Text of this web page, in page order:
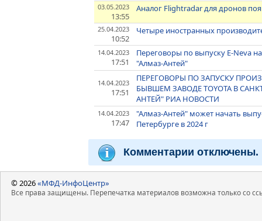
03.05.2023
13:55
Аналог Flightradar для дронов
25.04.2023
10:52
Четыре иностранных
14.04.2023
17:51
Переговоры по выпуску E-Neva
"Алмаз-Антей"
14.04.2023
17:51
ПЕРЕГОВОРЫ ПО ЗАПУСКУ
БЫВШЕМ ЗАВОДЕ TOYOTA В
АНТЕЙ" РИА НОВОСТИ
14.04.2023
17:47
"Алмаз-Антей" может начать
Петербурге в 2024 г
Комментарии отключены.
© 2026«МФД-ИнфоЦентр»
Все права защищены. Перепечатка материалов возможна только со